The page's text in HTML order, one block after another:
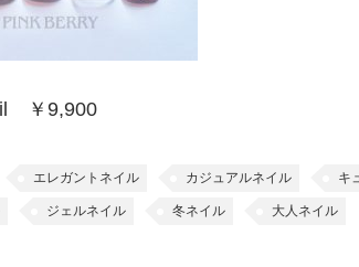
￥9,900
エレガントネイル カジュアルネイル キ
ジェルネイル 冬ネイル 大人ネイル